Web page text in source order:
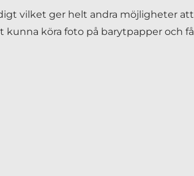
vilket ger helt andra möjligheter att
kunna köra foto på barytpapper och få